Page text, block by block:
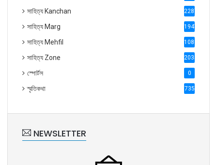
সাহিত্য Kanchan 2287
সাহিত্য Marg 1947
সাহিত্য Mehfil 1088
সাহিত্য Zone 2035
স্পোর্টস 0
স্মৃতিকথা 735
NEWSLETTER